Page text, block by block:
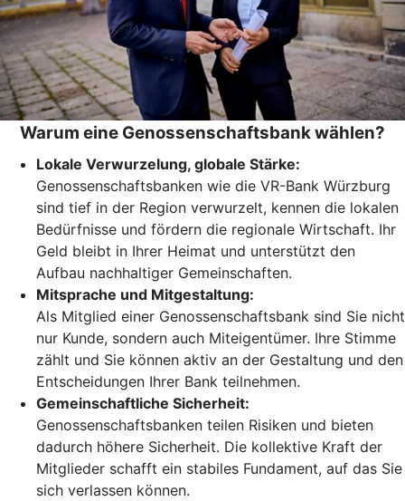
Warum eine Genossenschaftsbank wählen?
Lokale Verwurzelung, globale Stärke:
Genossenschaftsbanken wie die VR-Bank Würzburg
sind tief in der Region verwurzelt, kennen die lokalen
Bedürfnisse und fördern die regionale Wirtschaft. Ihr
Geld bleibt in Ihrer Heimat und unterstützt den
Aufbau nachhaltiger Gemeinschaften.
Mitsprache und Mitgestaltung:
Als Mitglied einer Genossenschaftsbank sind Sie nicht
nur Kunde, sondern auch Miteigentümer. Ihre Stimme
zählt und Sie können aktiv an der Gestaltung und den
Entscheidungen Ihrer Bank teilnehmen.
Gemeinschaftliche Sicherheit:
Genossenschaftsbanken teilen Risiken und bieten
dadurch höhere Sicherheit. Die kollektive Kraft der
Mitglieder schafft ein stabiles Fundament, auf das Sie
sich verlassen können.